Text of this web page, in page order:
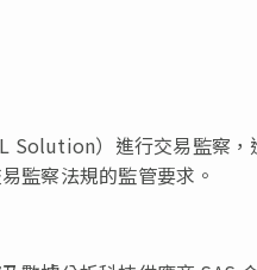
Solution）進行交易監察，
監察法規的監管要求。